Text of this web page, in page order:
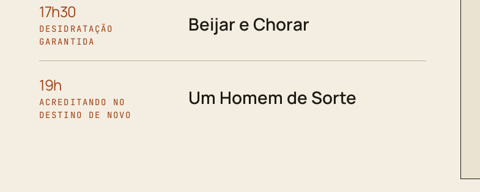
17h30
DESIDRATAÇÃO
GARANTIDA
Beijar e Chorar
19h
ACREDITANDO NO
DESTINO DE NOVO
Um Homem de Sorte